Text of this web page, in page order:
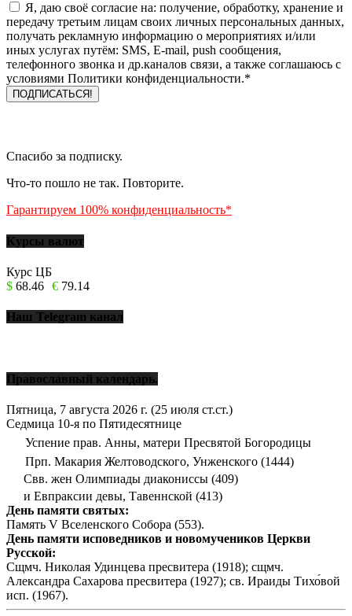
Я, даю своё согласие на: получение, обработку, хранение и
передачу третьим лицам своих личных персональных данных,
получать рекламную информацию о мероприятиях и/или
иных услугах путём: SMS, E-mail, push сообщения,
телефонного звонка и др.каналов связи, а также соглашаюсь с
условиями Политики конфиденциальности.*
Спасибо за подписку.
Что-то пошло не так. Повторите.
Гарантируем 100% конфиденциальность*
Курсы валют
Курс ЦБ
$ 68.46 € 79.14
Наш Telegram канал
Православный календарь.
Пятница, 7 августа 2026 г. (25 июля ст.ст.)
Седмица 10-я по Пятидесятнице
Успение прав. Анны, матери Пресвятой Богородицы
Прп. Макария Желтоводского, Унженского (1444)
Свв. жен Олимпиады диакониссы (409)
и Евпраксии девы, Тавеннской (413)
День памяти святых:
Память V Вселенского Собора (553).
День памяти исповедников и новомучеников Церкви
Русской:
Сщмч. Николая Удинцева пресвитера (1918); сщмч.
Александра Сахарова пресвитера (1927); св. Ираиды Тихо́вой
исп. (1967).